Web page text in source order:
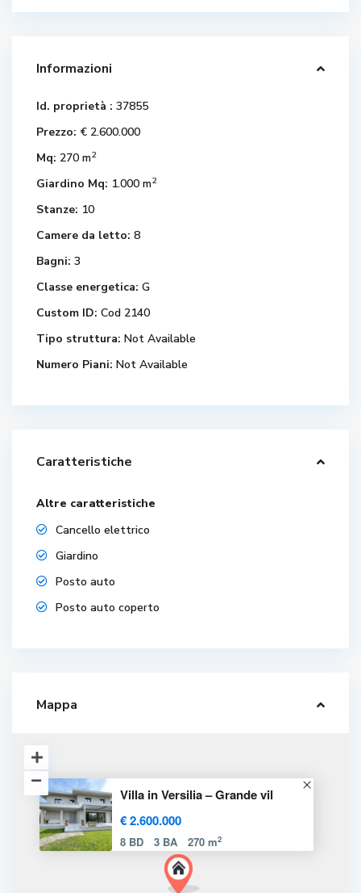
Informazioni
Id. proprietà : 37855
Prezzo: € 2.600.000
Mq: 270 m2
Giardino Mq: 1.000 m2
Stanze: 10
Camere da letto: 8
Bagni: 3
Classe energetica: G
Custom ID: Cod 2140
Tipo struttura: Not Available
Numero Piani: Not Available
Caratteristiche
Altre caratteristiche
Cancello elettrico
Giardino
Posto auto
Posto auto coperto
Mappa
Villa in Versilia – Grande vil
€ 2.600.000
8 BD 3 BA 270 m2